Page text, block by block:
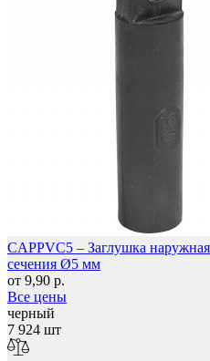
Фетры, войлок, резина
CAPPVC5 – Заглушка
сечения Ø5 мм
от 9,90 р.
Все цены
черный
7 924 шт